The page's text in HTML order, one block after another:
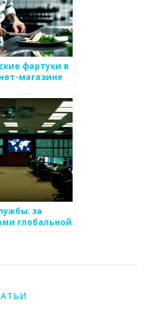
фартуки в
магазине
за
глобальной